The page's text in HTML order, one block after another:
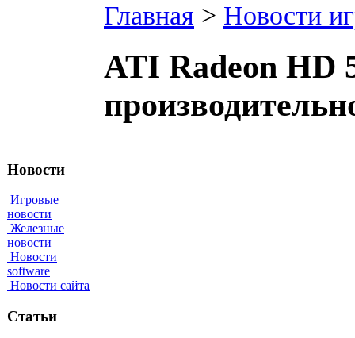
Новости
Игровые
новости
Железные
новости
Новости
software
Новости сайта
Статьи
Главная > Новости
ATI Radeon HD